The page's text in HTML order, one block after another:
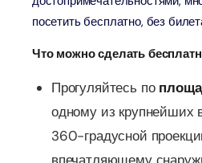
посетить бесплатно, без
Что можно сделать
Прогуляйтесь по
одному из крупнейших
360-градусной